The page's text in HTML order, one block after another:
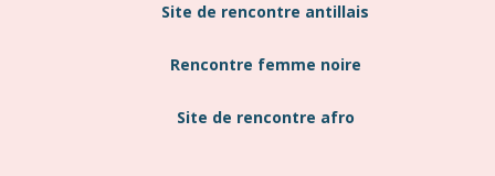
Site de rencontre antillais
Rencontre femme noire
Site de rencontre afro